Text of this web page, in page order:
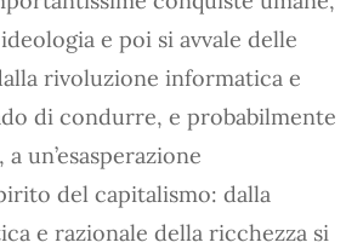
e poi si avvale delle
rivoluzione informatica e
di condurre, e probabilmente
un’esasperazione
del capitalismo: dalla
e razionale della ricchezza si